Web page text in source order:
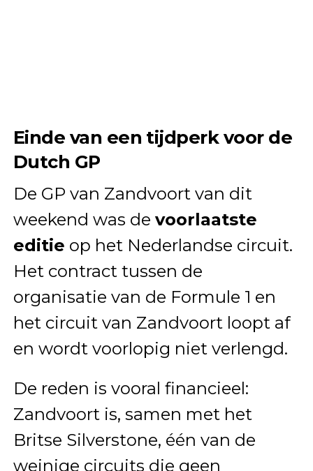
Einde van een tijdperk voor de
Dutch GP
De GP van Zandvoort van dit
weekend was de voorlaatste
editie op het Nederlandse circuit.
Het contract tussen de
organisatie van de Formule 1 en
het circuit van Zandvoort loopt af
en wordt voorlopig niet verlengd.
De reden is vooral financieel:
Zandvoort is, samen met het
Britse Silverstone, één van de
weinige circuits die geen